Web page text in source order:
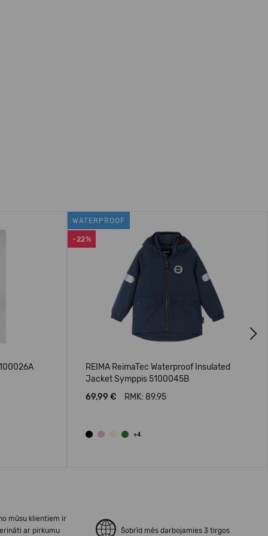
-22%
WATERPROOF
REIMA ReimaTec Waterproof Insulated
Jacket Symppis 5100045B
69,99 €
RMK: 89.95
+4
mūsu klientiem ir
ar pirkumu
Šobrīd mēs darbojamies 3 tirgos